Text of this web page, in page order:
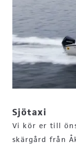
Sjötaxi
Vi kör er till
skärgård från